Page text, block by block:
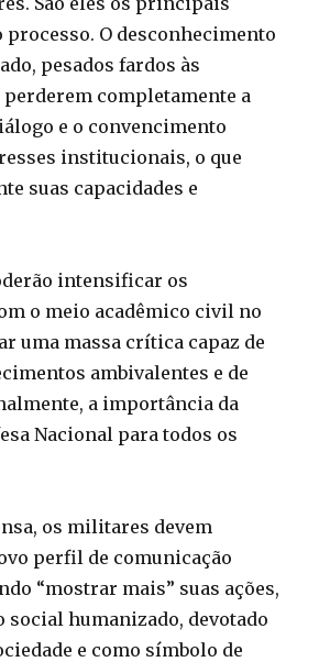
processo. O desconhecimento
pesados fardos às
completamente a
e o convencimento
institucionais, o que
suas capacidades e
intensificar os
o meio acadêmico civil no
uma massa crítica capaz de
ambivalentes e de
a importância da
Nacional para todos os
os militares devem
perfil de comunicação
“mostrar mais” suas ações,
social humanizado, devotado
e como símbolo de